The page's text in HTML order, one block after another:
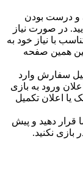
نیاز
خود به
صفحه
وارد
به بازی
تکمیل
و پیش